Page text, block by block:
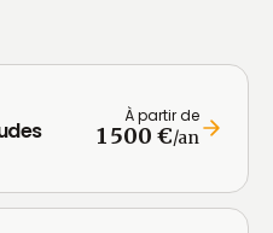
À partir de
1 500 €/an